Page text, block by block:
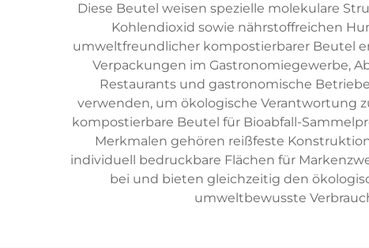
Diese Beutel weisen spezielle molekulare
Kohlendioxid sowie nährstoffreichen
umweltfreundlicher kompostierbarer Beutel
Verpackungen im Gastronomiegewerbe,
Restaurants und gastronomische
verwenden, um ökologische Verantwortung
kompostierbare Beutel für Bioabfall-
Merkmalen gehören reißfeste
individuell bedruckbare Flächen für
bei und bieten gleichzeitig den
umweltbewusste